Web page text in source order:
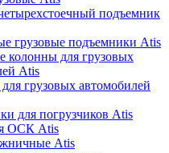
подъемник
грузовые подъемники Atis
колонны для грузовых
Atis
грузовых автомобилей
для погрузчиков Atis
ОСК Atis
Atis